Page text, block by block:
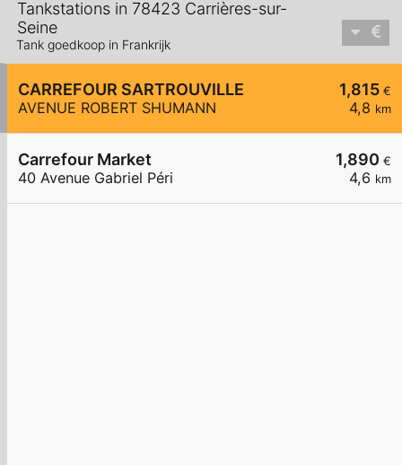
Tankstations in 78423 Carrières-sur-
Seine
Tank goedkoop in Frankrijk
1,815 €
4,8 km
CARREFOUR SARTROUVILLE
AVENUE ROBERT SHUMANN
1,890 €
4,6 km
Carrefour Market
40 Avenue Gabriel Péri